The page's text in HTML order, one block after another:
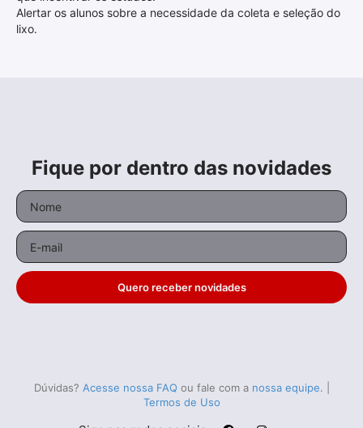
Alertar os alunos sobre a necessidade da coleta e seleção do
lixo.
Fique por dentro das novidades
Quero receber novidades
Dúvidas? Acesse nossa FAQ ou fale com a nossa equipe.
Termos de Uso